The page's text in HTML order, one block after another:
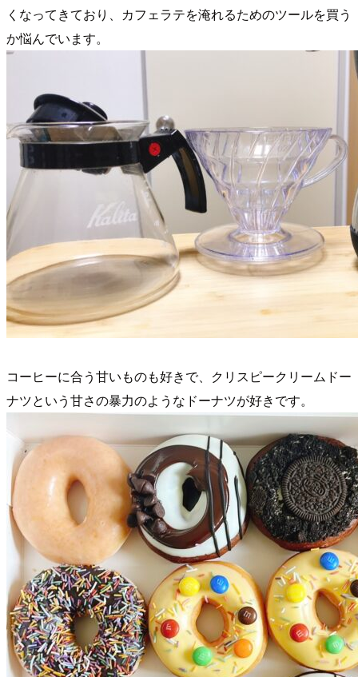
くなってきており、カフェラテを淹れるためのツールを買う
か悩んでいます。
コーヒーに合う甘いものも好きで、クリスピークリームドー
ナツという甘さの暴力のようなドーナツが好きです。